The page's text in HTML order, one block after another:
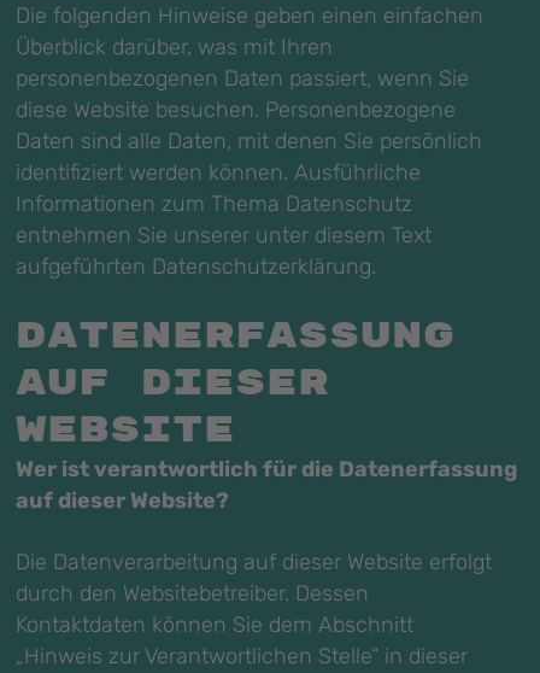
Die folgenden Hinweise geben einen einfachen
Überblick darüber, was mit Ihren
personenbezogenen Daten passiert, wenn Sie
diese Website besuchen. Personenbezogene
Daten sind alle Daten, mit denen Sie persönlich
identifiziert werden können. Ausführliche
Informationen zum Thema Datenschutz
entnehmen Sie unserer unter diesem Text
aufgeführten Datenschutzerklärung.
Datenerfassung
auf dieser
Website
Wer ist verantwortlich für die Datenerfassung
auf dieser Website?
Die Datenverarbeitung auf dieser Website erfolgt
durch den Websitebetreiber. Dessen
Kontaktdaten können Sie dem Abschnitt
„Hinweis zur Verantwortlichen Stelle“ in dieser